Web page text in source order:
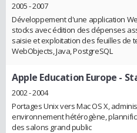
2005 - 2007
Développement d'une application
stocks avec édition des dépenses
saisie et exploitation des feuilles de
WebObjects, Java, PostgreSQL
Apple Education Europe -
2002 - 2004
Portages Unix vers Mac OS X,
environnement hétérogène,
des salons grand public